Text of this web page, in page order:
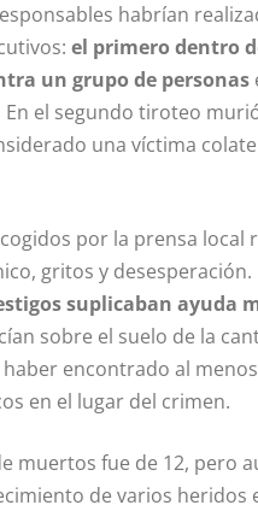
habrían
el primero dentro
un grupo de personas
En el segundo tiroteo
una víctima
por la prensa local
gritos y desesperación.
suplicaban ayuda
sobre el suelo de la
encontrado al
en el lugar del crimen.
muertos fue de 12, pero
de varios heridos